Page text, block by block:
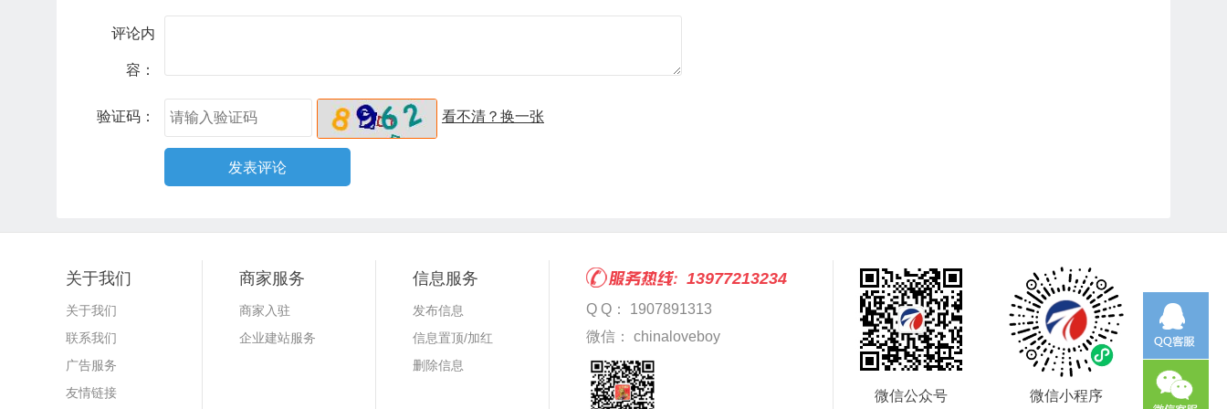
评论内
容：
验证码： 看不清？换一张
关于我们
关于我们
联系我们
广告服务
友情链接
商家服务
商家入驻
企业建站服务
信息服务
发布信息
信息置顶/加红
删除信息
13977213234
Q Q： 1907891313
微信： chinaloveboy
微信公众号 微信小程序